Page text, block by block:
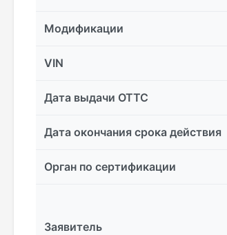
Модификации
VIN
Дата выдачи ОТТС
Дата окончания срока действия
Орган по сертификации
Заявитель